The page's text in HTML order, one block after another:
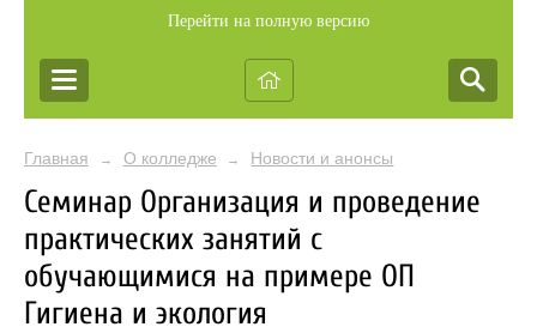
Перейти на полную версию
Главная → О колледже → Новости и анонсы
Семинар Организация и проведение
практических занятий с
обучающимися на примере ОП
Гигиена и экология